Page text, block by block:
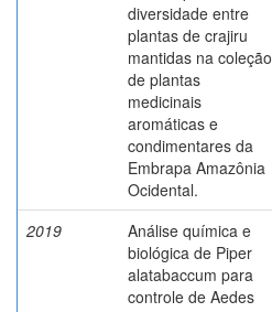
diversidade entre
plantas de crajiru
mantidas na coleção
de plantas
medicinais
aromáticas e
condimentares da
Embrapa Amazônia
Ocidental.
2019
Análise química e
biológica de Piper
alatabaccum para
controle de Aedes